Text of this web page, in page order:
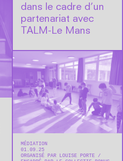
dans le cadre d’un
partenariat avec
TALM-Le Mans
MÉDIATION
01.09.25
ORGANISÉ PAR LOUISE PORTE